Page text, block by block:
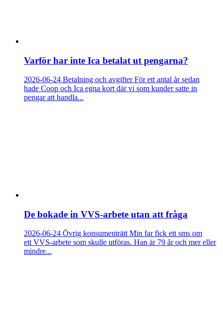
Varför har inte Ica betalat ut pengarna?
2026-06-24 Betalning och avgifterFör ett antal år sedan
hade Coop och Ica egna kort där vi som kunder satte in
pengar att handla...
De bokade in VVS-arbete utan att fråga
2026-06-24 Övrig konsumenträtt Min far fick ett sms om
ett VVS-arbete som skulle utföras. Han är 79 år och mer eller
mindre...